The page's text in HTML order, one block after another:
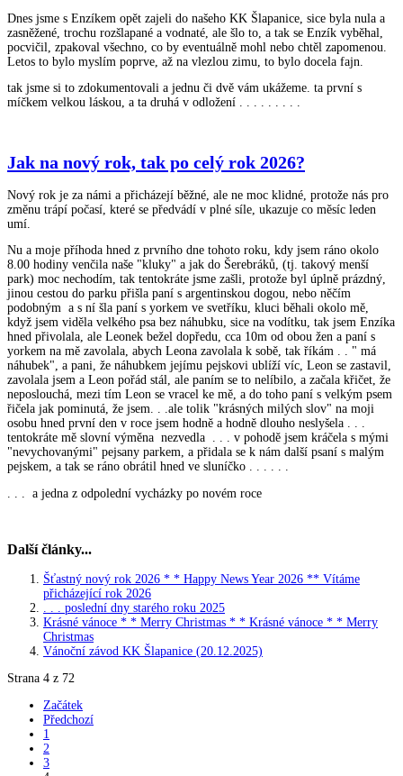
Dnes jsme s Enzíkem opět zajeli do našeho KK Šlapanice, sice byla nula a
zasněžené, trochu rozšlapané a vodnaté, ale šlo to, a tak se Enzík vyběhal,
pocvičil, zpakoval všechno, co by eventuálně mohl nebo chtěl zapomenou.
Letos to bylo myslím poprve, až na vlezlou zimu, to bylo docela fajn.
tak jsme si to zdokumentovali a jednu či dvě vám ukážeme. ta první s
míčkem velkou láskou, a ta druhá v odložení . . . . . . . . .
Jak na nový rok, tak po celý rok 2026?
Nový rok je za námi a přicházejí běžné, ale ne moc klidné, protože nás pro
změnu trápí počasí, které se předvádí v plné síle, ukazuje co měsíc leden
umí.
Nu a moje příhoda hned z prvního dne tohoto roku, kdy jsem ráno okolo
8.00 hodiny venčila naše "kluky" a jak do Šerebráků, (tj. takový menší
park) moc nechodím, tak tentokráte jsme zašli, protože byl úplně prázdný,
jinou cestou do parku přišla paní s argentinskou dogou, nebo něčím
podobným a s ní šla paní s yorkem ve svetříku, kluci běhali okolo mě,
když jsem viděla velkého psa bez náhubku, sice na vodítku, tak jsem Enzíka
hned přivolala, ale Leonek bežel dopředu, cca 10m od obou žen a paní s
yorkem na mě zavolala, abych Leona zavolala k sobě, tak říkám . . " má
náhubek", a pani, že náhubkem jejímu pejskovi ublíží víc, Leon se zastavil,
zavolala jsem a Leon pořád stál, ale paním se to nelíbilo, a začala křičet, že
neposlouchá, mezi tím Leon se vracel ke mě, a do toho paní s velkým psem
řičela jak pominutá, že jsem. . .ale tolik "krásných milých slov" na moji
osobu hned první den v roce jsem hodně a hodně dlouho neslyšela . . .
tentokráte mě slovní výměna nezvedla . . . v pohodě jsem kráčela s mými
"nevychovanými" pejsany parkem, a přidala se k nám další psaní s malým
pejskem, a tak se ráno obrátil hned ve sluníčko . . . . . .
. . . a jedna z odpolední vycházky po novém roce
Další články...
Šťastný nový rok 2026 * * Happy News Year 2026 ** Vítáme
přicházející rok 2026
. . . poslední dny starého roku 2025
Krásné vánoce * * Merry Christmas * * Krásné vánoce * * Merry
Christmas
Vánoční závod KK Šlapanice (20.12.2025)
Strana 4 z 72
Začátek
Předchozí
1
2
3